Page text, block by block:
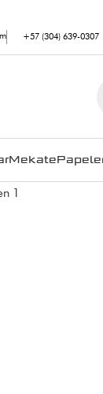
+57 (304) 639-0307
Mekate